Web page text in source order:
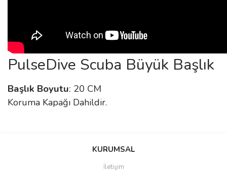
PulseDive Scuba Büyük Başlık
Başlık Boyutu: 20 CM
Koruma Kapağı Dahildir.
Bu ürüne ilk yorumu siz yapın!
KURUMSAL
İletişim